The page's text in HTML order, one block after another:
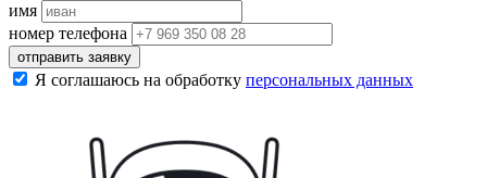
имя
номер телефона
отправить заявку
Я соглашаюсь на обработку персональных данных